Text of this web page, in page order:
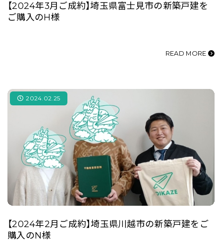
【2024年3月ご成約】埼玉県富士見市の新築戸建を
ご購入のH様
READ MORE
2024.02.25
【2024年2月ご成約】埼玉県川越市の新築戸建をご
購入のN様